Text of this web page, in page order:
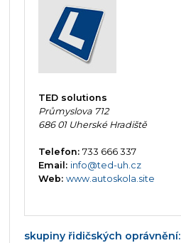
TED solutions
Průmyslova 712
686 01 Uherské Hradiště
Telefon: 733 666 337
Email: info@ted-uh.cz
Web: www.autoskola.site
skupiny řidičských oprávnění: